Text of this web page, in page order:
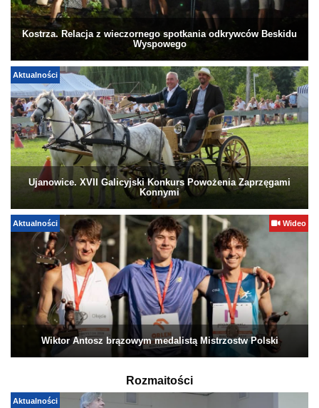
Kostrza. Relacja z wieczornego spotkania odkrywców Beskidu
Wyspowego
Aktualności
Ujanowice. XVII Galicyjski Konkurs Powożenia Zaprzęgami
Konnymi
Aktualności Wideo
Wiktor Antosz brązowym medalistą Mistrzostw Polski
Rozmaitości
Aktualności